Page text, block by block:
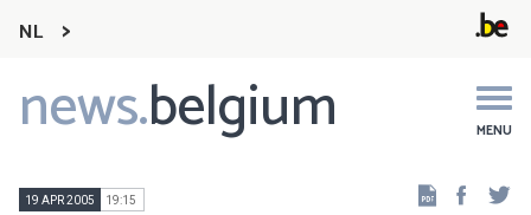
NL
news.belgium MENU
Main
navigation
19 APR 2005 19:15